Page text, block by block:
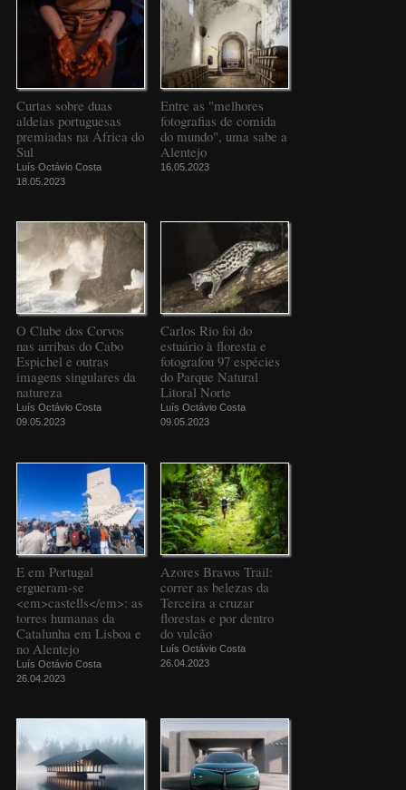
Curtas sobre duas
aldeias portuguesas
premiadas na África do
Sul
Luís Octávio Costa
18.05.2023
Entre as "melhores
fotografias de comida
do mundo", uma sabe a
Alentejo
16.05.2023
O Clube dos Corvos
nas arribas do Cabo
Espichel e outras
imagens singulares da
natureza
Luís Octávio Costa
09.05.2023
Carlos Rio foi do
estuário à floresta e
fotografou 97 espécies
do Parque Natural
Litoral Norte
Luís Octávio Costa
09.05.2023
E em Portugal
ergueram-se
<em>castells</em>: as
torres humanas da
Catalunha em Lisboa e
no Alentejo
Luís Octávio Costa
26.04.2023
Azores Bravos Trail:
correr as belezas da
Terceira a cruzar
florestas e por dentro
do vulcão
Luís Octávio Costa
26.04.2023